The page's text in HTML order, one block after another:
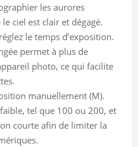
les aurores
ciel est clair et dégagé.
le temps d’exposition.
permet à plus de
photo, ce qui facilite
manuellement (M).
tel que 100 ou 200, et
courte afin de limiter la